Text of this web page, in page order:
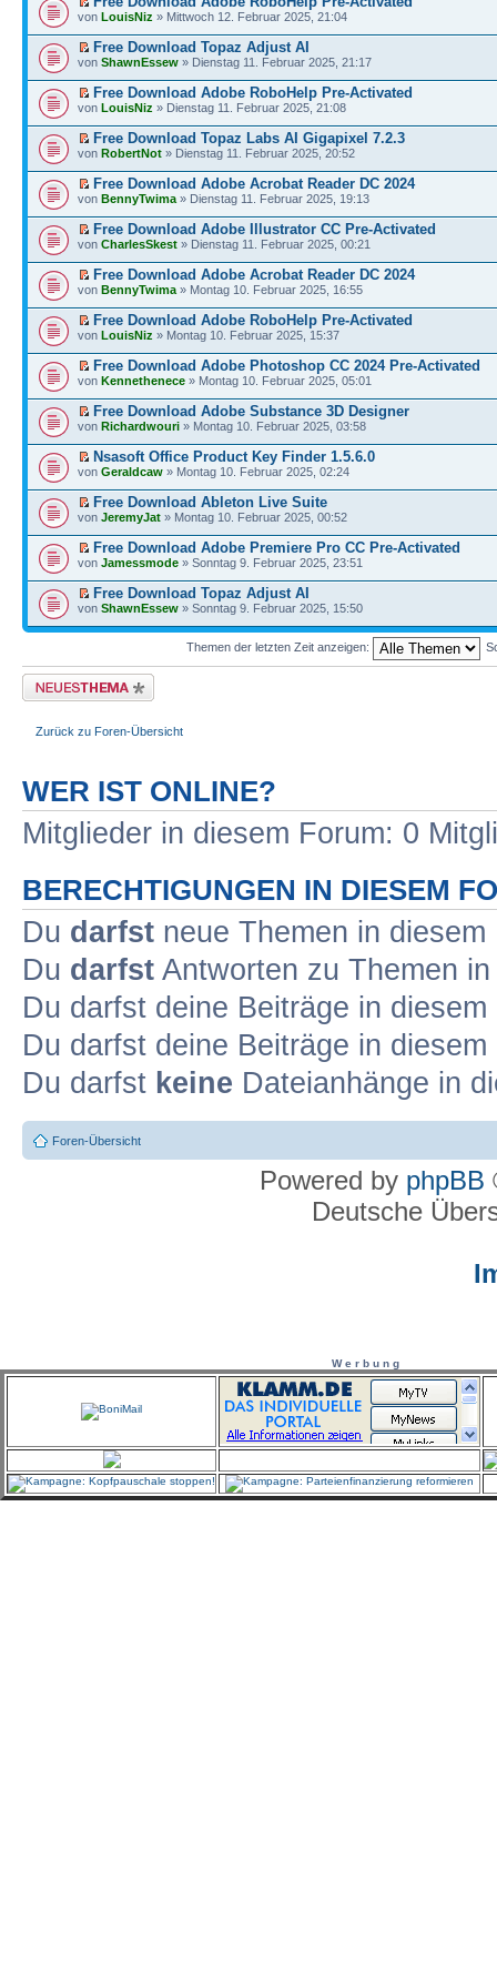
von LouisNiz » Mittwoch 12. Februar 2025, 21:04
Free Download Topaz Adjust AI
von ShawnEssew » Dienstag 11. Februar 2025, 21:17
Free Download Adobe RoboHelp Pre-Activated
von LouisNiz » Dienstag 11. Februar 2025, 21:08
Free Download Topaz Labs AI Gigapixel 7.2.3
von RobertNot » Dienstag 11. Februar 2025, 20:52
Free Download Adobe Acrobat Reader DC 2024
von BennyTwima » Dienstag 11. Februar 2025, 19:13
Free Download Adobe Illustrator CC Pre-Activated
von CharlesSkest » Dienstag 11. Februar 2025, 00:21
Free Download Adobe Acrobat Reader DC 2024
von BennyTwima » Montag 10. Februar 2025, 16:55
Free Download Adobe RoboHelp Pre-Activated
von LouisNiz » Montag 10. Februar 2025, 15:37
Free Download Adobe Photoshop CC 2024 Pre-Activated
von Kennethenece » Montag 10. Februar 2025, 05:01
Free Download Adobe Substance 3D Designer
von Richardwouri » Montag 10. Februar 2025, 03:58
Nsasoft Office Product Key Finder 1.5.6.0
von Geraldcaw » Montag 10. Februar 2025, 02:24
Free Download Ableton Live Suite
von JeremyJat » Montag 10. Februar 2025, 00:52
Free Download Adobe Premiere Pro CC Pre-Activated
von Jamessmode » Sonntag 9. Februar 2025, 23:51
Free Download Topaz Adjust AI
von ShawnEssew » Sonntag 9. Februar 2025, 15:50
Themen der letzten Zeit anzeigen:
Neues Thema erstellen
Zurück zu Foren-Übersicht
WER IST ONLINE?
Mitglieder in diesem Forum: 0
BERECHTIGUNGEN IN DIESEM
Du darfst neue Themen in
Du darfst Antworten zu Themen
Du darfst deine Beiträge in
Du darfst deine Beiträge in
Du darfst keine Dateianhänge in
Foren-Übersicht
Powered by phpBB
Deutsche
W e r b u n g